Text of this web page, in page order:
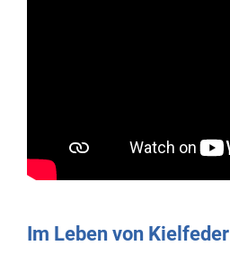
Im Leben von Kielfeder